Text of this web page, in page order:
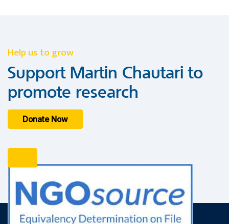
Help us to grow
Support Martin Chautari to
promote research
Donate Now